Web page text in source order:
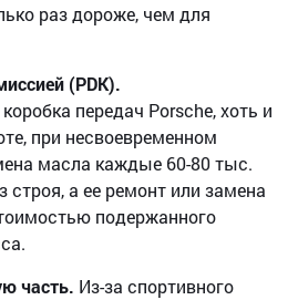
раз дороже, чем для
(PDK).
передач Porsche, хоть и
при несвоевременном
масла каждые 60-80 тыс.
а ее ремонт или замена
подержанного
часть. Из-за спортивного